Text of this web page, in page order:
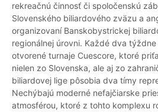
rekreačnú činnosť či spoločenskú
Slovenského biliardového zväzu a
organizovaní Banskobystrickej
regionálnej úrovni. Každé dva
otvorené turnaje Cuescore, ktoré
nielen zo Slovenska, ale aj zo
biliardovej lige pôsobia dva tímy
Nechýbajú moderné nefajčiarske
atmosférou, ktoré z tohto komplexu